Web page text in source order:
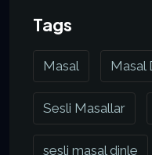
Tags
Masal Masal
Sesli Masallar
sesli masal dinle